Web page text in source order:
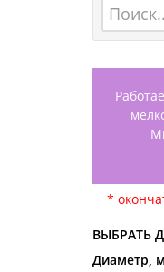
*
ВЫБРАТЬ
Диаметр,